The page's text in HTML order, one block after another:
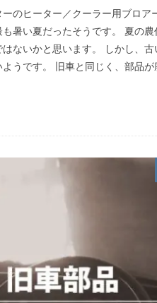
のヒーター／クーラー用ブロア
暑い夏だったそうです。 夏の
ないかと思います。 しかし、
うです。 旧車と同じく、部品が